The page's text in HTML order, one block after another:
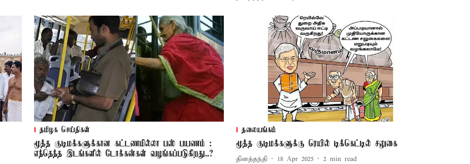
தமிழக செய்திகள்
மூத்த குடிமக்களுக்கான கட்டணமில்லா பஸ் பயணம் :
எந்தெந்த இடங்களில் டோக்கன்கள் வழங்கப்படுகிறது..?
தலையங்கம்
மூத்த குடிமக்களுக்கு ரெயில் டிக்கெட்டில் சலுகை
தினத்தந்தி 18 Apr 2025 2 min read